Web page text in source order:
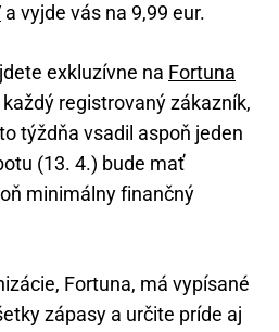
a vyjde vás na 9,99 eur.
exkluzívne na Fortuna
registrovaný zákazník,
týždňa vsadil aspoň jeden
(13. 4.) bude mať
minimálny finančný
Fortuna, má vypísané
zápasy a určite príde aj